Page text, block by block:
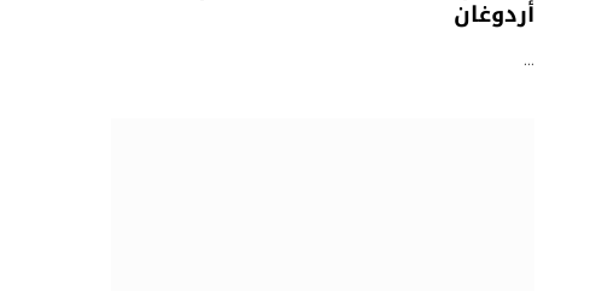
أردوغان
…